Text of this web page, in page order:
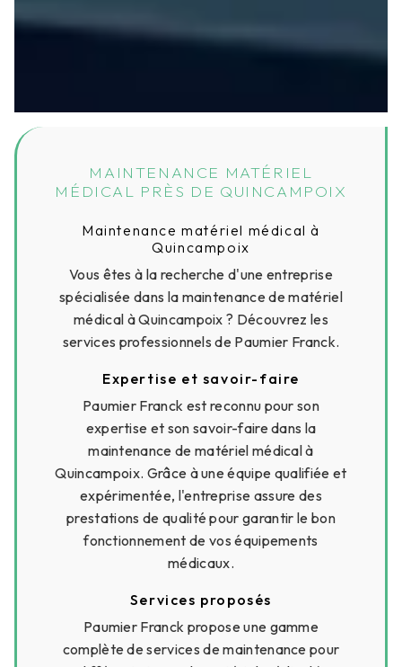
MAINTENANCE MATÉRIEL
MÉDICAL PRÈS DE QUINCAMPOIX
Maintenance matériel médical à
Quincampoix
Vous êtes à la recherche d'une entreprise
spécialisée dans la maintenance de matériel
médical à Quincampoix ? Découvrez les
services professionnels de Paumier Franck.
Expertise et savoir-faire
Paumier Franck est reconnu pour son
expertise et son savoir-faire dans la
maintenance de matériel médical à
Quincampoix. Grâce à une équipe qualifiée et
expérimentée, l'entreprise assure des
prestations de qualité pour garantir le bon
fonctionnement de vos équipements
médicaux.
Services proposés
Paumier Franck propose une gamme
complète de services de maintenance pour